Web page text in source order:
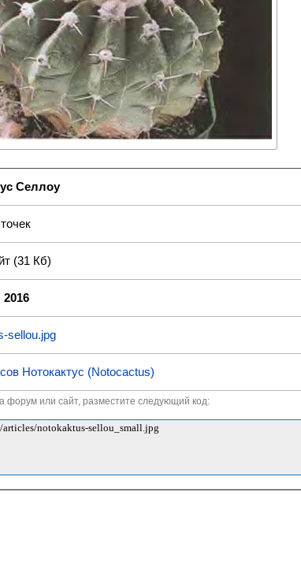
Селлоу
точек
(31 Кб)
sellou.jpg
Нотокактус (Notocactus)
форум или сайт, разместите следующий код: